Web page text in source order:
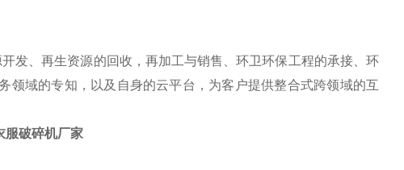
发、再生资源的回收，再加工与销售、环卫环保工程的承接、环
领域的专知，以及自身的云平台，为客户提供整合式跨领域的互
服破碎机厂家